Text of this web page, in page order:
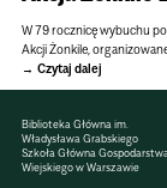
W 79 rocznicę wybuchu
Akcji Żonkile,
Czytaj dalej
Biblioteka Główna im.
Władysława Grabskiego
Szkoła Główna Gospodarstwa
Wiejskiego w Warszawie